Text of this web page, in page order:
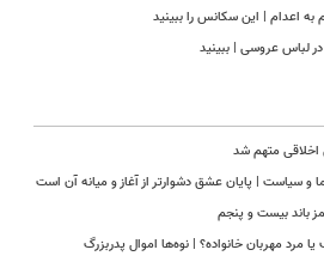
اخلاقی متهم شد
و سیاست | پایان عشق دشوارتر از آغاز و میانه آن است
باند بیست و پنجم
مرد مهربان خانواده؟ | نوه‌ها اموال پدربزرگ